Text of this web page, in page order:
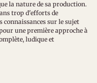
la nature de sa production.
trop d'efforts de
connaissances sur le sujet
une première approche à
ludique et